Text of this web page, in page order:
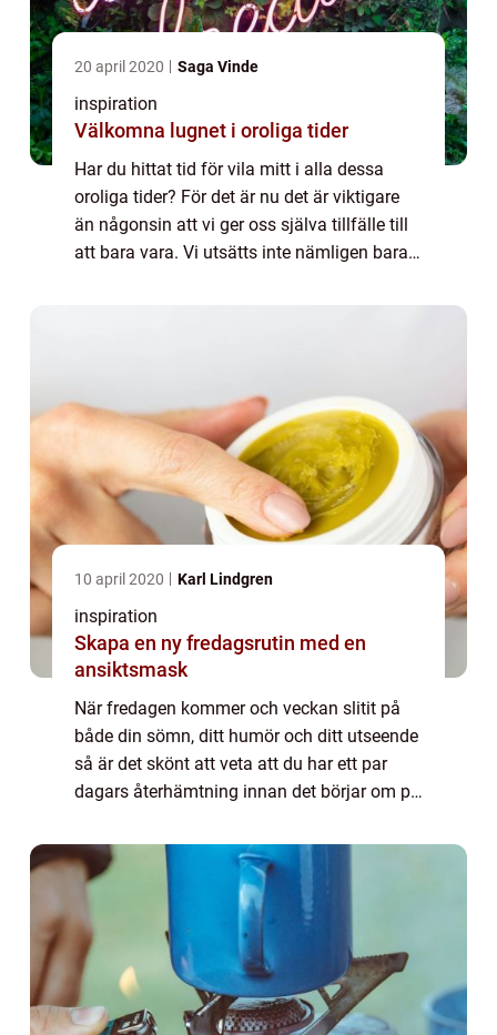
20 april 2020 Saga Vinde
inspiration
Välkomna lugnet i oroliga tider
Har du hittat tid för vila mitt i alla dessa
oroliga tider? För det är nu det är viktigare
än någonsin att vi ger oss själva tillfälle till
att bara vara. Vi utsätts inte nämligen bara
10 april 2020 Karl Lindgren
inspiration
Skapa en ny fredagsrutin med en
ansiktsmask
När fredagen kommer och veckan slitit på
både din sömn, ditt humör och ditt utseende
så är det skönt att veta att du har ett par
dagars återhämtning innan det börjar om på